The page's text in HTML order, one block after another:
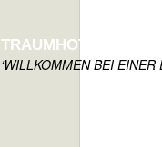
TRAUMHOTELS
‘WILLKOMMEN BEI